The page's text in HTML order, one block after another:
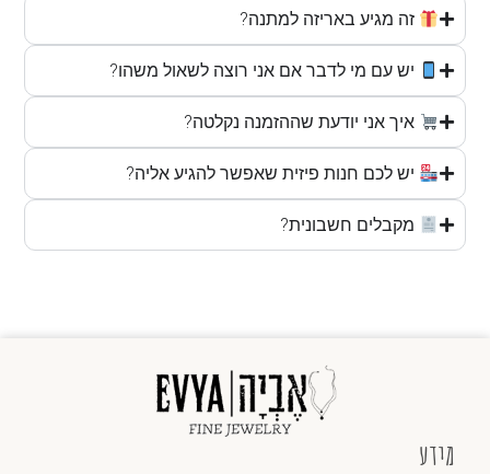
זה מגיע באריזה למתנה?
יש עם מי לדבר אם אני רוצה לשאול משהו?
איך אני יודעת שההזמנה נקלטה?
יש לכם חנות פיזית שאפשר להגיע אליה?
מקבלים חשבונית?
מידע